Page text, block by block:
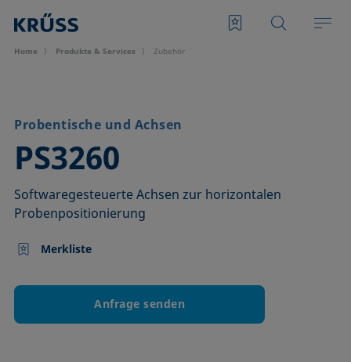
Home Produkte & Services Zubehör
Probentische und Achsen
PS3260
–
Softwaregesteuerte Achsen zur horizontalen
Probenpositionierung
Merkliste
Anfrage senden